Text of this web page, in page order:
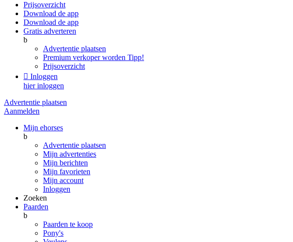
Prijsoverzicht
Download de app
Download de app
Gratis adverteren
b
Advertentie plaatsen
Premium verkoper worden Tipp!
Prijsoverzicht
 Inloggen
hier inloggen
Advertentie plaatsen
Aanmelden
Mijn ehorses
b
Advertentie plaatsen
Mijn advertenties
Mijn berichten
Mijn favorieten
Mijn account
Inloggen
Zoeken
Paarden
b
Paarden te koop
Pony's